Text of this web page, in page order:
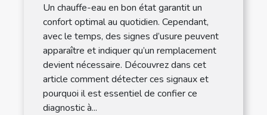
Un chauffe-eau en bon état garantit un
confort optimal au quotidien. Cependant,
avec le temps, des signes d’usure peuvent
apparaître et indiquer qu’un remplacement
devient nécessaire. Découvrez dans cet
article comment détecter ces signaux et
pourquoi il est essentiel de confier ce
diagnostic à...